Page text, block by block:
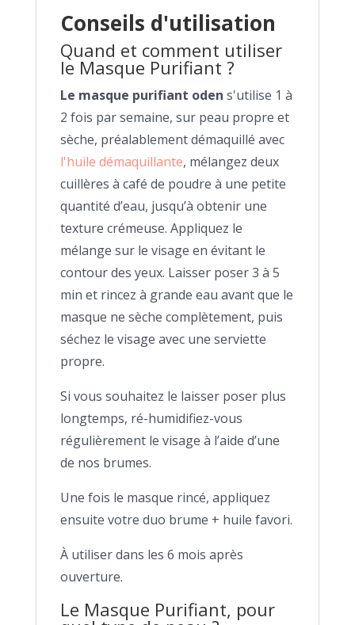
Conseils d'utilisation
Quand et comment utiliser
le Masque Purifiant ?
Le masque purifiant oden s'utilise 1 à
2 fois par semaine, sur peau propre et
sèche, préalablement démaquillé avec
l'huile démaquillante, mélangez deux
cuillères à café de poudre à une petite
quantité d’eau, jusqu’à obtenir une
texture crémeuse. Appliquez le
mélange sur le visage en évitant le
contour des yeux. Laisser poser 3 à 5
min et rincez à grande eau avant que le
masque ne sèche complètement, puis
séchez le visage avec une serviette
propre.
Si vous souhaitez le laisser poser plus
longtemps, ré-humidifiez-vous
régulièrement le visage à l’aide d’une
de nos brumes.
Une fois le masque rincé, appliquez
ensuite votre duo brume + huile favori.
À utiliser dans les 6 mois après
ouverture.
Le Masque Purifiant, pour